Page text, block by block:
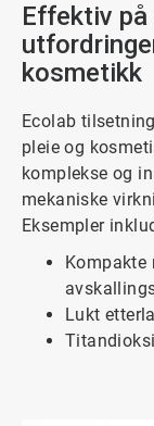
Effektiv
kosmetikk
Ecolab
pleie og
komplekse og
mekaniske
Eksempler
Kompakte
Lukt